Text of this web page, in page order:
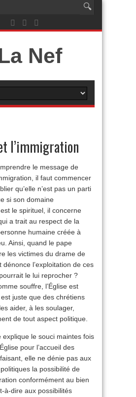
l’immigration
le message de
il faut commencer
qu’elle n’est pas un parti
si son domaine
le spirituel, il concerne
a trait au respect de la
humaine créée à
Ainsi, quand le pape
les victimes du drame de
dénonce l’exploitation de ces
le lui reprocher ?
souffre, l’Église est
juste que des chrétiens
aider, à les soulager,
de tout aspect politique.
explique le souci maintes fois
pour l’accueil des
elle ne dénie pas aux
la possibilité de
conformément au bien
à-dire aux possibilités